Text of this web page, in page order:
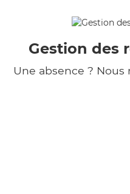
Gestion des
Une absence ?